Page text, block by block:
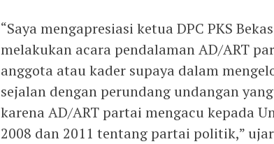
“Saya mengapresiasi ketua DPC PKS
melakukan acara pendalaman AD/ART
anggota atau kader supaya dalam
sejalan dengan perundang undangan
karena AD/ART partai mengacu kepada
2008 dan 2011 tentang partai politik,”